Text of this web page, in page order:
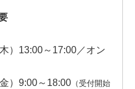
）13:00～17:00／オン
9:00～18:00 （受付開始